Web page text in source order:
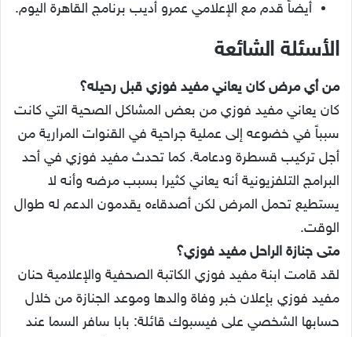
أيضاً قدم مع الإعلامي عمرو أديب برنامج القاهرة اليوم.
الأسئلة الشائعة
من أي مرض كان يعاني مفيد فوزي قبل رحيله؟
كان يعاني مفيد فوزي من بعض المشاكل الصحية التي كانت
سبباً في خضوعه إلى عملية جراحية في القنوات المرارية من
أجل تركيب قسطرة ودعامة. كما تحدث مفيد فوزي في أحد
البرامج التلفزيونية أنه يعاني كثيرا بسبب مرضه وأنه لا
يستطيع تحمل المرض لكن أصدقاءه يقدمون الدعم له طوال
الوقت.
متى جنازة الراحل مفيد فوزي؟
لقد قامت ابنة مفيد فوزي الكاتبة الصحفية والإعلامية حنان
مفيد فوزي بإعلان خبر وفاة والدها وموعد الجنازة من خلال
حسابها الشخصي على فيسبوك قائلة: بابا سافر السما عند